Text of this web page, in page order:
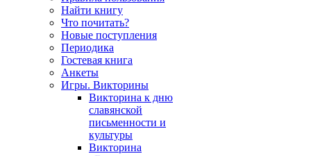
Найти книгу
Что почитать?
Новые поступления
Периодика
Гостевая книга
Анкеты
Игры. Викторины
Викторина к дню
славянской
письменности и
культуры
Викторина